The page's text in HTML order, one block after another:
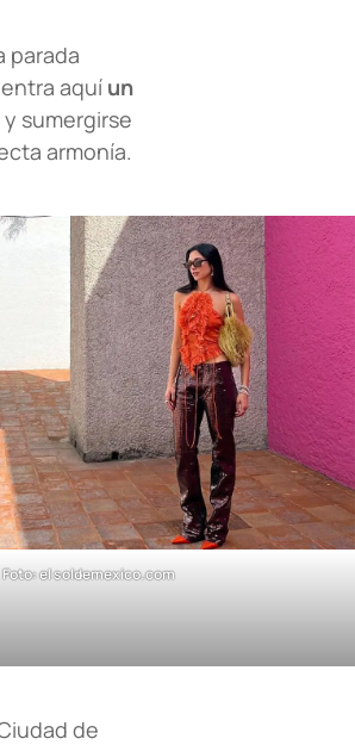
parada
aquí un
sumergirse
armonía.
Foto: el soldemexico.com
de